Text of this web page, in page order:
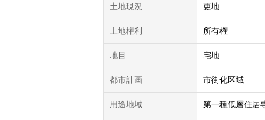
土地現況 更地
土地権利 所有権
地目 宅地
都市計画 市街化区域
用途地域 第一種低層住居